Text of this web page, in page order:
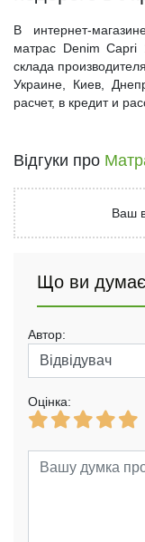
В интернет-
матрас Denim Capri
склада
Украине, Киев,
расчет, в кредит и
Відгуки про
Ваш
Що ви
Автор:
Оцінка: